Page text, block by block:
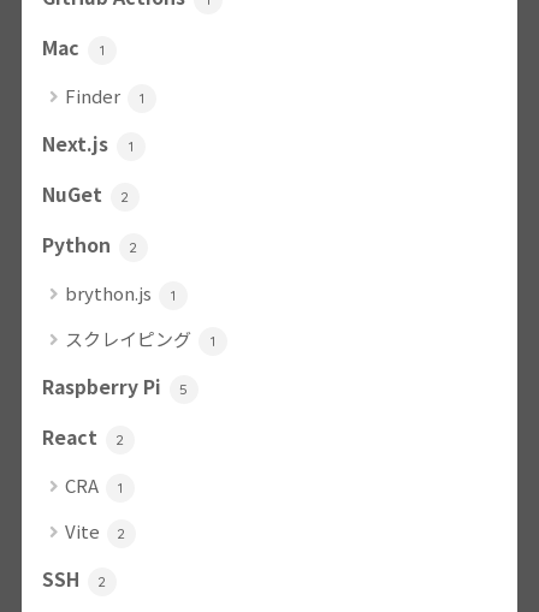
Mac 1
Finder 1
Next.js 1
NuGet 2
Python 2
brython.js 1
スクレイピング 1
Raspberry Pi 5
React 2
CRA 1
Vite 2
SSH 2